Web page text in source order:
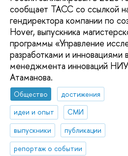
сообщает ТАСС со ссылкой
гендиректора компании по
Hover, выпускника
программы «Управление
разработками и
менеджмента инноваций
Атаманова.
Общество
достижения
идеи и опыт
СМИ
выпускники
публикации
репортаж о событии